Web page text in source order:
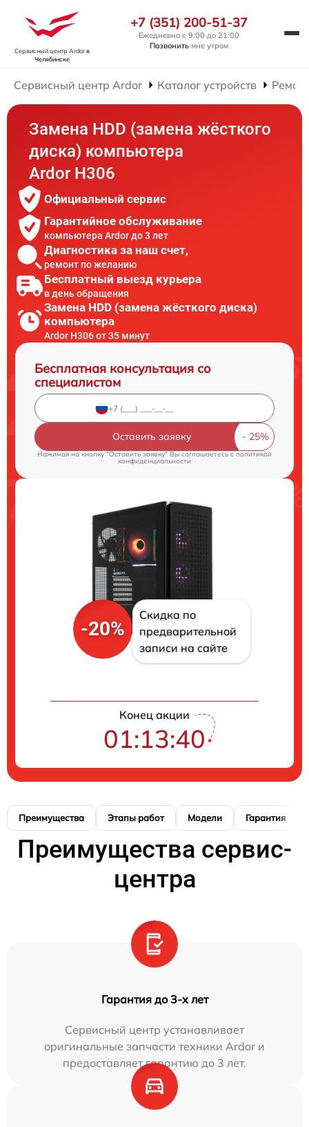
Сервисный центр Ardorв
Челябинске
+7 (351) 200-51-37
Ежедневно с 9:00 до 21:00
Позвонить мне утром
Сервисный центр Ardor Каталог устройств
Замена HDD (замена жёсткого
диска) компьютера
Ardor H306
Официальный сервис
Гарантийное обслуживание
компьютера Ardor до 3 лет
Диагностика за наш счет,
ремонт по желанию
Бесплатный выезд курьера
в день обращения
Замена HDD (замена жёсткого диска)
компьютера
Ardor H306 от 35 минут
Бесплатная консультация со
специалистом
Оставить заявку
Нажимая на кнопку "Оставить заявку" Вы соглашаетесь cполитикой
конфиденциальности
-20%
Скидка по
предварительной
записи на сайте
Конец акции
01:13:40
Преимущества Этапы работ Модели Гарантия
Преимущества сервис-
центра
Гарантия до 3-х лет
Сервисный центр устанавливает
оригинальные запчасти техники Ardor и
предоставляет гарантию до 3 лет.